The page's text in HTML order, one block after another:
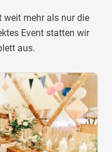
weit mehr als nur die
Event statten wir
aus.